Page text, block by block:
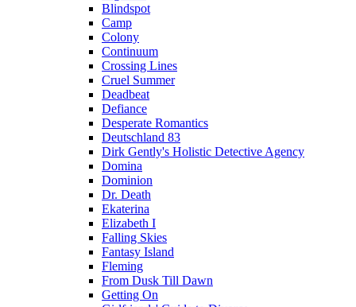
Blindspot
Camp
Colony
Continuum
Crossing Lines
Cruel Summer
Deadbeat
Defiance
Desperate Romantics
Deutschland 83
Dirk Gently's Holistic Detective Agency
Domina
Dominion
Dr. Death
Ekaterina
Elizabeth I
Falling Skies
Fantasy Island
Fleming
From Dusk Till Dawn
Getting On